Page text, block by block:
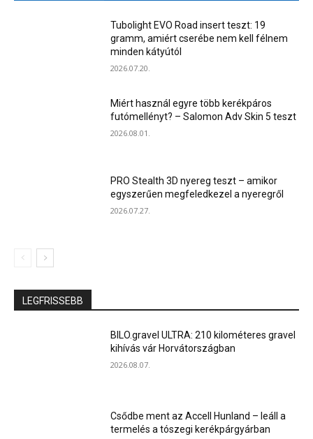
Tubolight EVO Road insert teszt: 19
gramm, amiért cserébe nem kell félnem
minden kátyútól
2026.07.20.
Miért használ egyre több kerékpáros
futómellényt? – Salomon Adv Skin 5 teszt
2026.08.01.
PRO Stealth 3D nyereg teszt – amikor
egyszerűen megfeledkezel a nyeregről
2026.07.27.
LEGFRISSEBB
BILO.gravel ULTRA: 210 kilométeres gravel
kihívás vár Horvátországban
2026.08.07.
Csődbe ment az Accell Hunland – leáll a
termelés a tószegi kerékpárgyárban